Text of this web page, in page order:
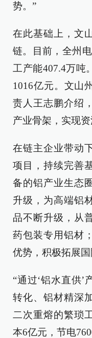
势。”
在此基础上，文
链。目前，全州
工产能407.4万吨
1016亿元。文山
责人王志鹏介绍
产业骨架，实现资
在链主企业带动
项目，持续完善
备的铝产业生态
升级，为高端铝
品不断升级，从
药包装专用铝材
优势，积极拓展国
“通过‘铝水直供
转化、铝材精深
二次重熔的繁琐
本6亿元，节电